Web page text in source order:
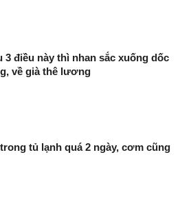
điều này thì nhan sắc xuống dốc
về già thê lương
tủ lạnh quá 2 ngày, cơm cũng